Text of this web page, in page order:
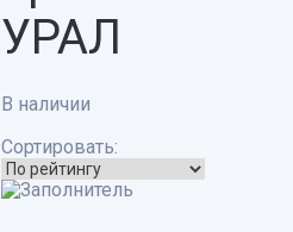
УРАЛ
В наличии
Сортировать: